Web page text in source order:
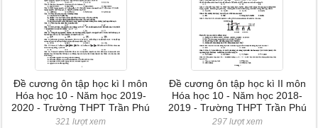
Đề cương ôn tập học kì I môn
Hóa học 10 - Năm học 2019-
2020 - Trường THPT Trần Phú
321 lượt xem
Đề cương ôn tập học kì II môn
Hóa học 10 - Năm học 2018-
2019 - Trường THPT Trần Phú
297 lượt xem